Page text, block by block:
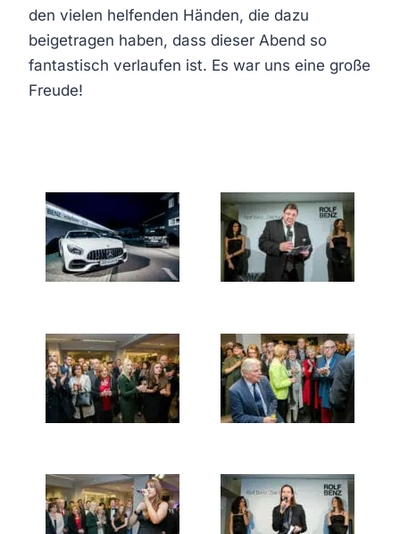
den vielen helfenden Händen, die dazu
beigetragen haben, dass dieser Abend so
fantastisch verlaufen ist. Es war uns eine große
Freude!